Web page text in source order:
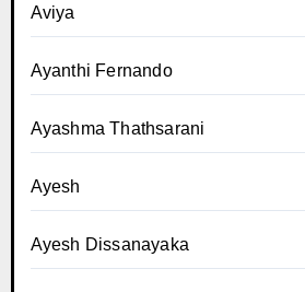
Aviya
Ayanthi Fernando
Ayashma Thathsarani
Ayesh
Ayesh Dissanayaka